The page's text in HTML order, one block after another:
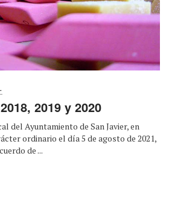
2019 y 2020
del Ayuntamiento de San Javier, en
ordinario el día 5 de agosto de 2021,
de ...